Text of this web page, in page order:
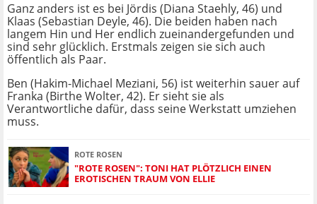
Ganz anders ist es bei Jördis (Diana Staehly, 46) und
Klaas (Sebastian Deyle, 46). Die beiden haben nach
langem Hin und Her endlich zueinandergefunden und
sind sehr glücklich. Erstmals zeigen sie sich auch
öffentlich als Paar.
Ben (Hakim-Michael Meziani, 56) ist weiterhin sauer auf
Franka (Birthe Wolter, 42). Er sieht sie als
Verantwortliche dafür, dass seine Werkstatt umziehen
muss.
ROTE ROSEN
"ROTE ROSEN": TONI HAT PLÖTZLICH EINEN
EROTISCHEN TRAUM VON ELLIE